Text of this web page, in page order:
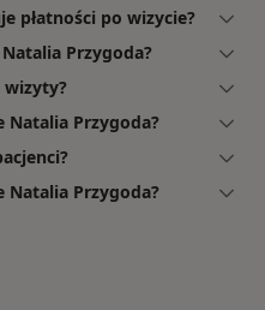
płatności po wizycie?
Przygoda?
wizyty?
Natalia Przygoda?
Natalia Przygoda?